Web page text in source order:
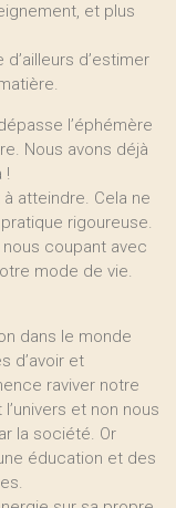
et plus
d’estimer
l’éphémère
Nous avons déjà
!
atteindre. Cela ne
rigoureuse.
coupant avec
mode de vie.
dans le monde
d’avoir et
raviver notre
et non nous
la société. Or
éducation et des